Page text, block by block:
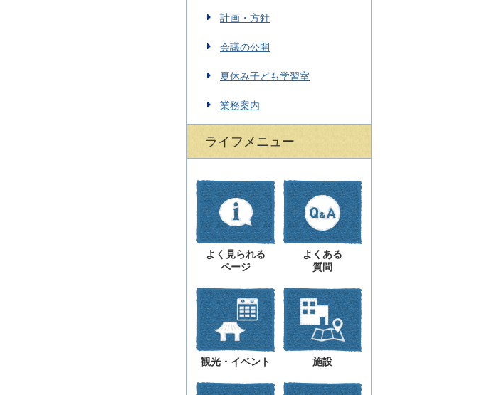
計画・方針
会議の公開
夏休み子ども学習室
業務案内
ライフメニュー
よく見られる
ページ
よくある
質問
観光・イベント 施設